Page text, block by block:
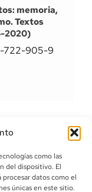
como las
del dispositivo. El
datos como el
únicas en este sitio.
memoria,
Textos
2020)
722-905-9